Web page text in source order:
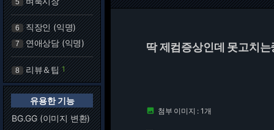
5
6 직장인 (익명)
7 연애상담 (익명)
8 리뷰＆팁 1
유용한 기능
BG.GG (이미지 변환)
딱 제컴증상인데 못고치는
 첨부 이미지 : 1개